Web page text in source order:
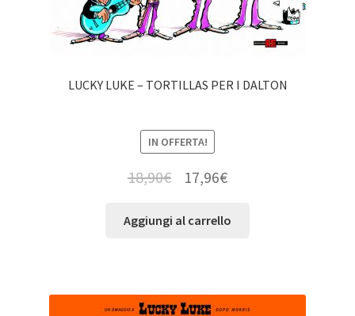
LUCKY LUKE – TORTILLAS PER I DALTON
IN OFFERTA!
18,90€ 17,96€
Aggiungi al carrello